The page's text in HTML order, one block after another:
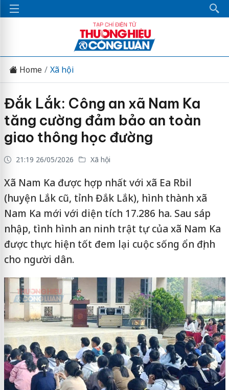
Home Xã hội
Đắk Lắk: Công an xã Nam Ka
tăng cường đảm bảo an toàn
giao thông học đường
21:19 26/05/2026 Xã hội
Xã Nam Ka được hợp nhất với xã Ea Rbil
(huyện Lắk cũ, tỉnh Đắk Lắk), hình thành xã
Nam Ka mới với diện tích 17.286 ha. Sau sáp
nhập, tình hình an ninh trật tự của xã Nam Ka
được thực hiện tốt đem lại cuộc sống ổn định
cho người dân.